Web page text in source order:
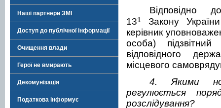
Наші партнери ЗМІ
Доступ до публічної інформації
Очищення влади
Герої не вмирають
Декомунізація
Податкова інформує
Відповідно
131
Закону
керівник
особа) підзвітний
відповідного
місцевого
4. Якими
регулюється
розслідування?